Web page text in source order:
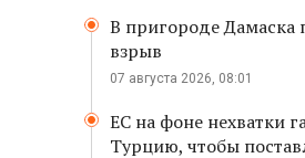
В пригороде Дамаска
взрыв
07 августа 2026, 08:01
ЕС на фоне нехватки
Турцию, чтобы